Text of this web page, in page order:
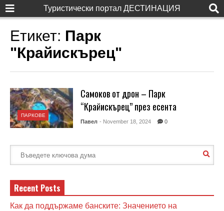
Туристически портал ДЕСТИНАЦИЯ
Етикет: Парк
"Крайискърец"
ПАРКОВЕ
Самоков от дрон – Парк
“Крайискърец” през есента
Павел - November 18, 2024 0
Recent Posts
Как да поддържаме банските: Значението на